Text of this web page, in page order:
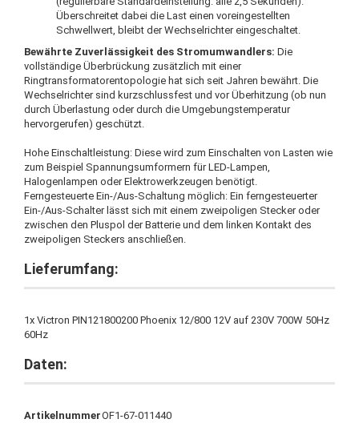
Überschreitet dabei die Last einen voreingestellten
Schwellwert, bleibt der Wechselrichter eingeschaltet.
Bewährte Zuverlässigkeit des Stromumwandlers: Die
vollständige Überbrückung zusätzlich mit einer
Ringtransformatorentopologie hat sich seit Jahren bewährt. Die
Wechselrichter sind kurzschlussfest und vor Überhitzung (ob nun
durch Überlastung oder durch die Umgebungstemperatur
hervorgerufen) geschützt.
Hohe Einschaltleistung: Diese wird zum Einschalten von Lasten wie
zum Beispiel Spannungsumformern für LED-Lampen,
Halogenlampen oder Elektrowerkzeugen benötigt.
Ferngesteuerte Ein-/Aus-Schaltung möglich: Ein ferngesteuerter
Ein-/Aus-Schalter lässt sich mit einem zweipoligen Stecker oder
zwischen den Pluspol der Batterie und dem linken Kontakt des
zweipoligen Steckers anschließen.
Lieferumfang:
1x Victron PIN121800200 Phoenix 12/800 12V auf 230V 700W 50Hz
60Hz
Daten:
ArtikelnummerOF1-67-011440